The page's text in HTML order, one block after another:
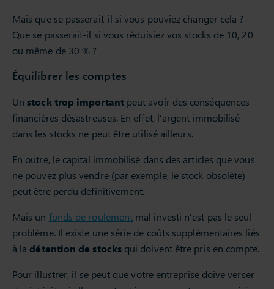
Mais que se passerait-il si vous pouviez changer cela ?
Que se passerait-il si vous réduisiez vos stocks de 10, 20
ou même de 30 % ?
Équilibrer les comptes
Unstock trop importantpeut avoir des conséquences
financières désastreuses. En effet, l’argent immobilisé
dans les stocks ne peut être utilisé ailleurs.
En outre, le capital immobilisé dans des articles que vous
ne pouvez plus vendre (par exemple, le stock obsolète)
peut être perdu définitivement.
Mais un fonds de roulement mal investi n’est pas le seul
problème. Il existe une série de coûts supplémentaires liés
à ladétention de stocksqui doivent être pris en compte.
Pour illustrer, il se peut que votre entreprise doive verser